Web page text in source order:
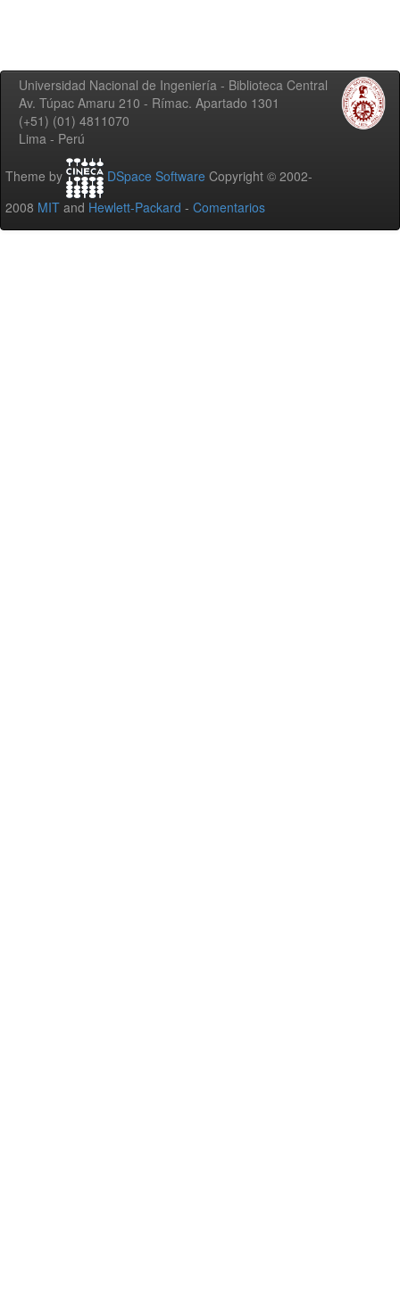
Universidad Nacional de Ingeniería - Biblioteca Central
Av. Túpac Amaru 210 - Rímac. Apartado 1301
(+51) (01) 4811070
Lima - Perú
Theme by DSpace Software Copyright © 2002-
2008 MIT and Hewlett-Packard - Comentarios